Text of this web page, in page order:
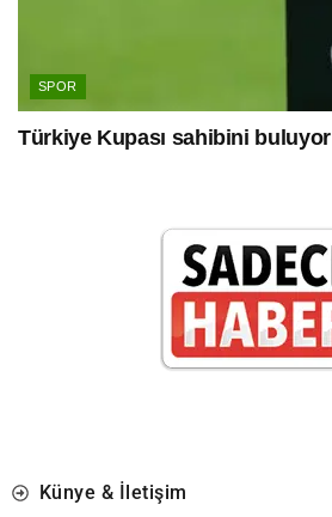
SPOR
Türkiye Kupası sahibini buluyor
Künye & İletişim